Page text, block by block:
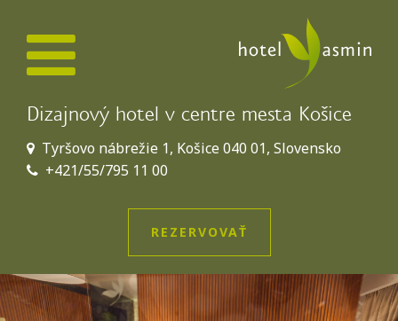
Dizajnový hotel v centre mesta Košice
Tyršovo nábrežie 1, Košice 040 01, Slovensko
+421/55/795 11 00
REZERVOVAŤ